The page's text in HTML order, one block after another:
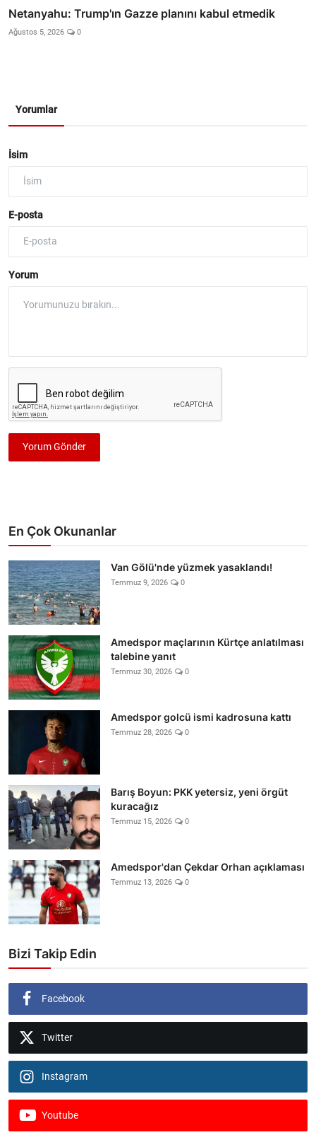
Netanyahu: Trump'ın Gazze planını kabul etmedik
Ağustos 5, 2026 0
Yorumlar
İsim
E-posta
Yorum
Yorum Gönder
En Çok Okunanlar
Van Gölü'nde yüzmek yasaklandı!
Temmuz 9, 2026 0
Amedspor maçlarının Kürtçe anlatılması
talebine yanıt
Temmuz 30, 2026 0
Amedspor golcü ismi kadrosuna kattı
Temmuz 28, 2026 0
Barış Boyun: PKK yetersiz, yeni örgüt
kuracağız
Temmuz 15, 2026 0
Amedspor'dan Çekdar Orhan açıklaması
Temmuz 13, 2026 0
Bizi Takip Edin
Facebook
Twitter
Instagram
Youtube